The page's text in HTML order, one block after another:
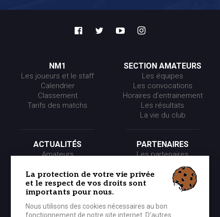
NM1
Les joueurs et le staff
Calendrier
Classement
Tarifs des matchs
SECTION AMATEURS
Les équipes
Les convocations
Horaires d’entrainement
Les résultats
La vie du club
ACTUALITÉS
Amateurs
Presse
Partenaires
PARTENAIRES
Les partenaires
Les offres partenaires
LE CLUB MÉDIA
La protection de votre vie privée
et le respect de vos droits sont
importants pour nous.
Nous utilisons des cookies nécessaires au bon
fonctionnement de notre site internet. D’autres